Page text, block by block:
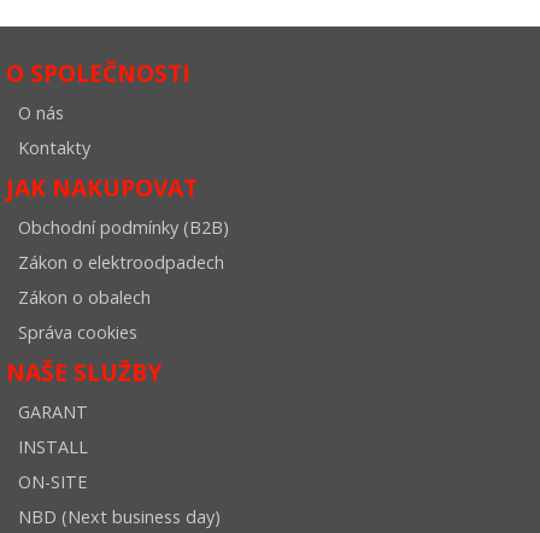
O SPOLEČNOSTI
O nás
Kontakty
JAK NAKUPOVAT
Obchodní podmínky (B2B)
Zákon o elektroodpadech
Zákon o obalech
Správa cookies
NAŠE SLUŽBY
GARANT
INSTALL
ON-SITE
NBD (Next business day)